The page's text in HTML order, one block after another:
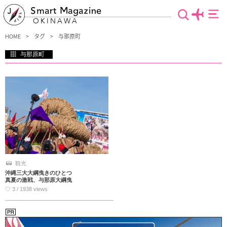
Smart Magazine
OKINAWA
HOME タグ 与那原町
与那原町
です。ファーマーズマーケットである、あがり浜市場へ行って旬な新鮮野菜を購入
するのもツウな楽しみ方です♪
観光
沖縄三大大綱曳きのひとつ
真夏の激戦、与那原大綱曳
♡ 3 / 1938 views